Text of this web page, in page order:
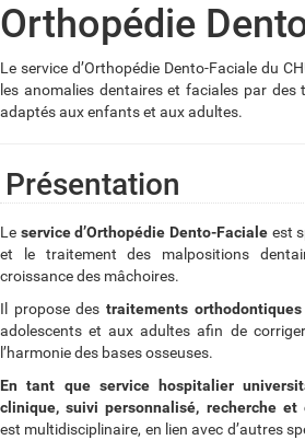
Orthopédie
Le service d’Orthopédie Dento-Faciale du
les anomalies dentaires et faciales par
adaptés aux enfants et aux adultes.
Présentation
Le service d’Orthopédie Dento-Facialeest
et le traitement des malpositions
croissance des mâchoires.
Il propose des traitements
adolescents et aux adultes afin de
l’harmonie des bases osseuses.
En tant que service hospitalier
clinique, suivi personnalisé, recherche et
est multidisciplinaire, en lien avec d’autres